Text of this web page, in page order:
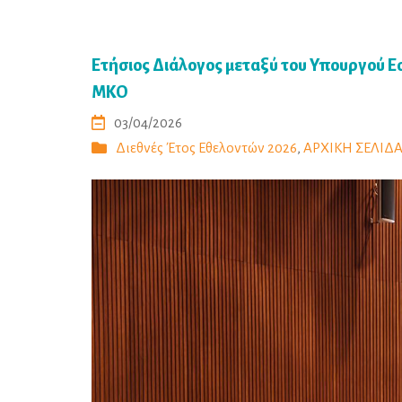
Ετήσιος Διάλογος μεταξύ του
ΜΚΟ
03/04/2026
Διεθνές Έτος Εθελοντών 2026, ΑΡΧΙΚΗ